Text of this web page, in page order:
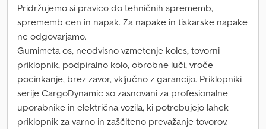
Pridržujemo si pravico do tehničnih sprememb,
sprememb cen in napak. Za napake in tiskarske napake
ne odgovarjamo.
Gumimeta os, neodvisno vzmetenje koles, tovorni
priklopnik, podpiralno kolo, obrobne luči, vroče
pocinkanje, brez zavor, vključno z garancijo. Priklopniki
serije CargoDynamic so zasnovani za profesionalne
uporabnike in električna vozila, ki potrebujejo lahek
priklopnik za varno in zaščiteno prevažanje tovorov.